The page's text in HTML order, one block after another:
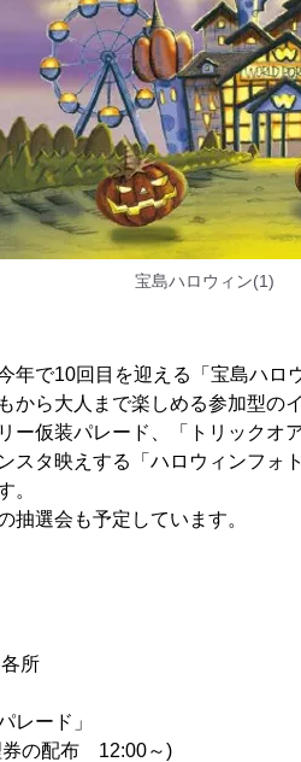
宝島ハロウィン(1)
年で10回目を迎える「宝島ハロ
から大人まで楽しめる参加型の
ー仮装パレード、「トリックオ
スタ映えする「ハロウィンフォ
。
抽選会も予定しています。
所
レード」
の配布 12:00～)